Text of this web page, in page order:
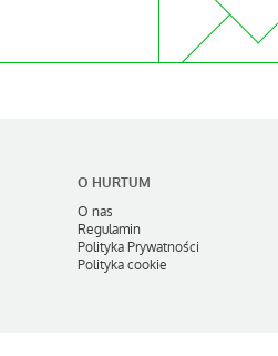
O HURTUM
O nas
Regulamin
Polityka Prywatności
Polityka cookie